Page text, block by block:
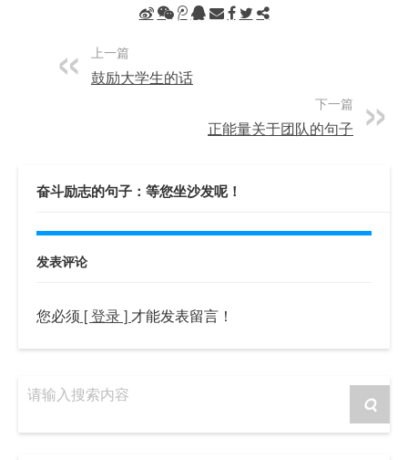
上一篇
鼓励大学生的话
下一篇
正能量关于团队的句子
奋斗励志的句子：等您坐沙发呢！
发表评论
您必须 [ 登录 ] 才能发表留言！
请输入搜索内容